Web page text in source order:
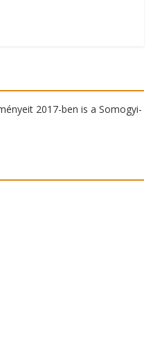
2017-ben is a Somogyi-